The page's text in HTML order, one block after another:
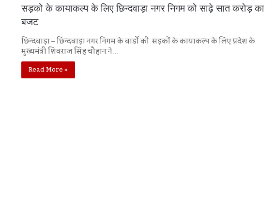
सड़को के कायाकल्प के लिए छिन्दवाड़ा नगर निगम को साढ़े सात करोड़ का
बजट
छिन्दवाड़ा – छिन्दवाड़ा नगर निगम के वार्डो की सड़कों के कायाकल्प के लिए प्रदेश के
मुख्यमंत्री शिवराज सिंह चौहान ने…
Read More »